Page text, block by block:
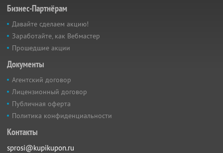
Бизнес-Партнёрам
Давайте сделаем акцию!
Заработайте, как Вебмастер
Прошедшие акции
Документы
Агентский договор
Лицензионный договор
Публичная оферта
Политика конфиденциальности
Контакты
sprosi@kupikupon.ru